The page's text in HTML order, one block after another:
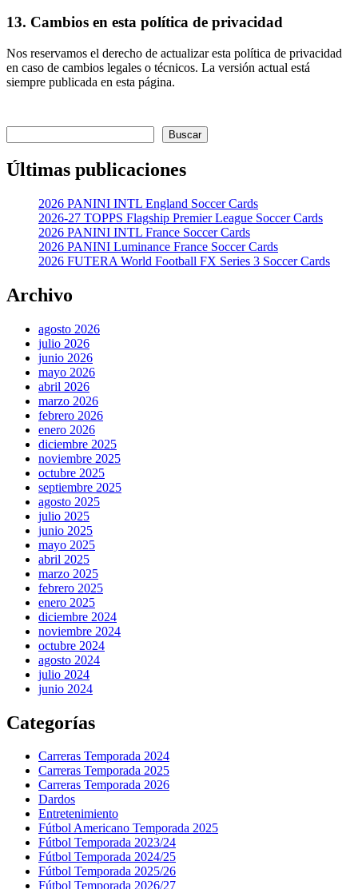
13. Cambios en esta política de privacidad
Nos reservamos el derecho de actualizar esta política de privacidad
en caso de cambios legales o técnicos. La versión actual está
siempre publicada en esta página.
Buscar
Últimas publicaciones
2026 PANINI INTL England Soccer Cards
2026-27 TOPPS Flagship Premier League Soccer Cards
2026 PANINI INTL France Soccer Cards
2026 PANINI Luminance France Soccer Cards
2026 FUTERA World Football FX Series 3 Soccer Cards
Archivo
agosto 2026
julio 2026
junio 2026
mayo 2026
abril 2026
marzo 2026
febrero 2026
enero 2026
diciembre 2025
noviembre 2025
octubre 2025
septiembre 2025
agosto 2025
julio 2025
junio 2025
mayo 2025
abril 2025
marzo 2025
febrero 2025
enero 2025
diciembre 2024
noviembre 2024
octubre 2024
agosto 2024
julio 2024
junio 2024
Categorías
Carreras Temporada 2024
Carreras Temporada 2025
Carreras Temporada 2026
Dardos
Entretenimiento
Fútbol Americano Temporada 2025
Fútbol Temporada 2023/24
Fútbol Temporada 2024/25
Fútbol Temporada 2025/26
Fútbol Temporada 2026/27